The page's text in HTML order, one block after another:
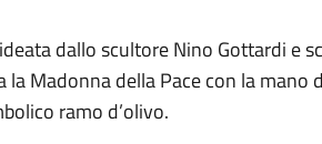
dallo scultore Nino Gottardi e
la Madonna della Pace con la mano
ramo d’olivo.